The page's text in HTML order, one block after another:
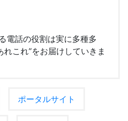
電話の役割は実に多種多
これ”をお届けしていきま
ポータルサイト